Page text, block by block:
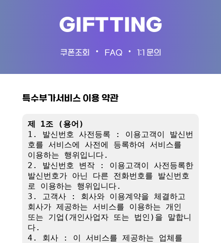
GIFTTING
쿠폰조회 • FAQ • 1:1 문의
특수부가서비스 이용 약관
제 1조 (용어)
1. 발신번호 사전등록 : 이용고객이 발신번
호를 서비스에 사전에 등록하여 서비스를
이용하는 행위입니다.
2. 발신번호 변작 : 이용고객이 사전등록한
발신번호가 아닌 다른 전화번호를 발신번호
로 이용하는 행위입니다.
3. 고객사 : 회사와 이용계약을 체결하고
회사가 제공하는 서비스를 이용하는 개인
또는 기업(개인사업자 또는 법인)을 말합니
다.
4. 회사 : 이 서비스를 제공하는 업체를